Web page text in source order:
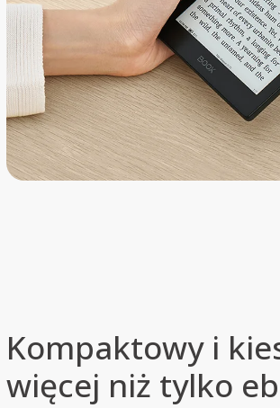
Kompaktowy i
więcej niż tylko